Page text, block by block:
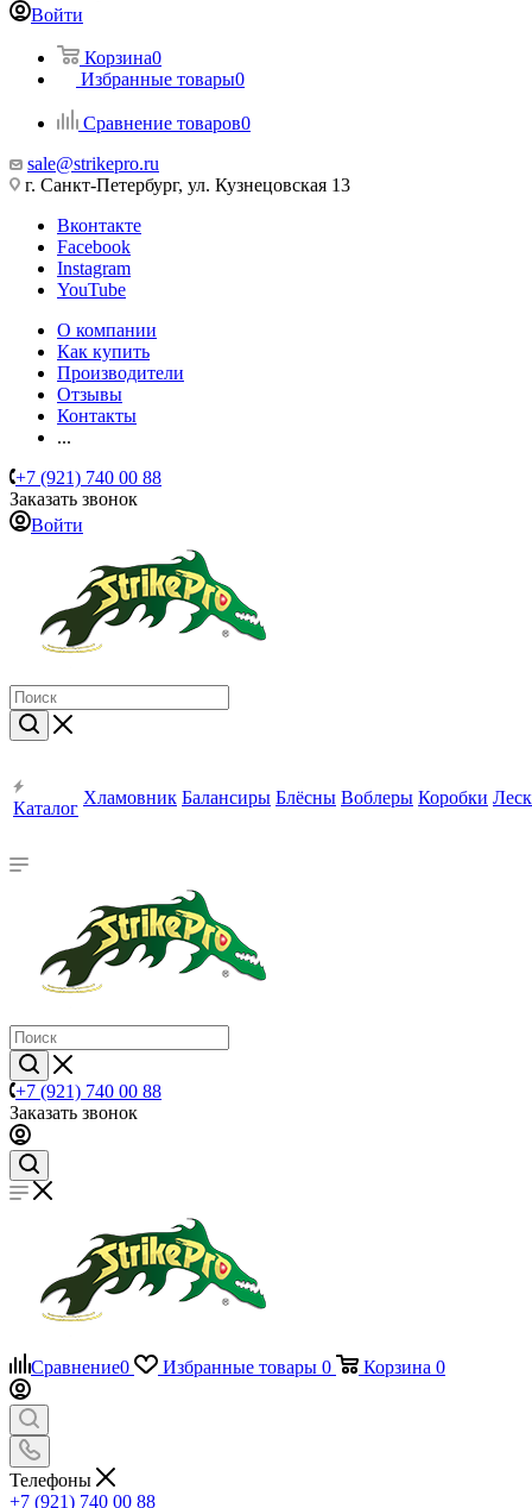
Войти
Корзина0
Избранные товары0
Сравнение товаров0
sale@strikepro.ru
г. Санкт-Петербург, ул. Кузнецовская 13
Вконтакте
Facebook
Instagram
YouTube
О компании
Как купить
Производители
Отзывы
Контакты
...
+7 (921) 740 00 88
Заказать звонок
Войти
Каталог
Хламовник Балансиры Блёсны Воблеры Коробки
+7 (921) 740 00 88
Заказать звонок
Сравнение0 Избранные товары 0 Корзина 0
Телефоны
+7 (921) 740 00 88